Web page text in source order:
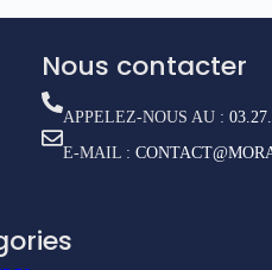
Nous contacter
APPELEZ-NOUS AU :
E-MAIL :